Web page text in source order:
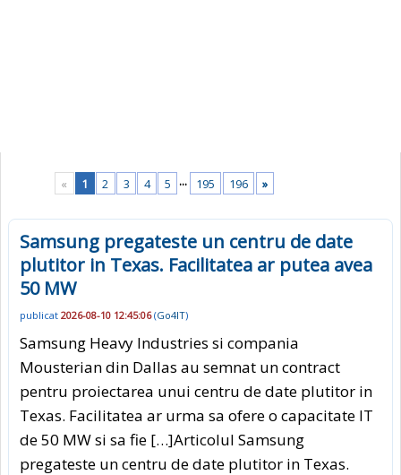
« 1 2 3 4 5 ... 195 196 »
Samsung pregateste un centru de date
plutitor in Texas. Facilitatea ar putea avea
50 MW
publicat 2026-08-10 12:45:06(Go4IT)
Samsung Heavy Industries si compania
Mousterian din Dallas au semnat un contract
pentru proiectarea unui centru de date plutitor in
Texas. Facilitatea ar urma sa ofere o capacitate IT
de 50 MW si sa fie […]Articolul Samsung
pregateste un centru de date plutitor in Texas.